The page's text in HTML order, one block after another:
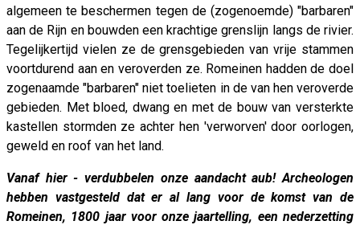
algemeen te beschermen tegen de (zogenoemde) "barbaren"
aan de Rijn en bouwden een krachtige grenslijn langs de rivier.
Tegelijkertijd vielen ze de grensgebieden van vrije stammen
voortdurend aan en veroverden ze. Romeinen hadden de doel
zogenaamde "barbaren" niet toelieten in de van hen veroverde
gebieden. Met bloed, dwang en met de bouw van versterkte
kastellen stormden ze achter hen 'verworven' door oorlogen,
geweld en roof van het land.
Vanaf hier - verdubbelen onze aandacht aub! Archeologen
hebben vastgesteld dat er al lang voor de komst van de
Romeinen, 1800 jaar voor onze jaartelling, een nederzetting